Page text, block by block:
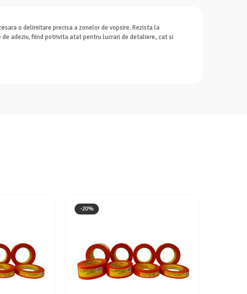
o delimitare precisa a zonelor de vopsire. Rezista la
adeziv, fiind potrivita atat pentru lucrari de detaliere, cat si
-20%